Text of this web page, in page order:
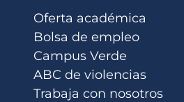
Oferta académica
Bolsa de empleo
Campus Verde
ABC de violencias
Trabaja con nosotros